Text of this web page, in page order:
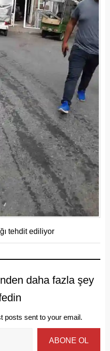
tehdit ediliyor
daha fazla şey
posts sent to your email.
ABONE OL